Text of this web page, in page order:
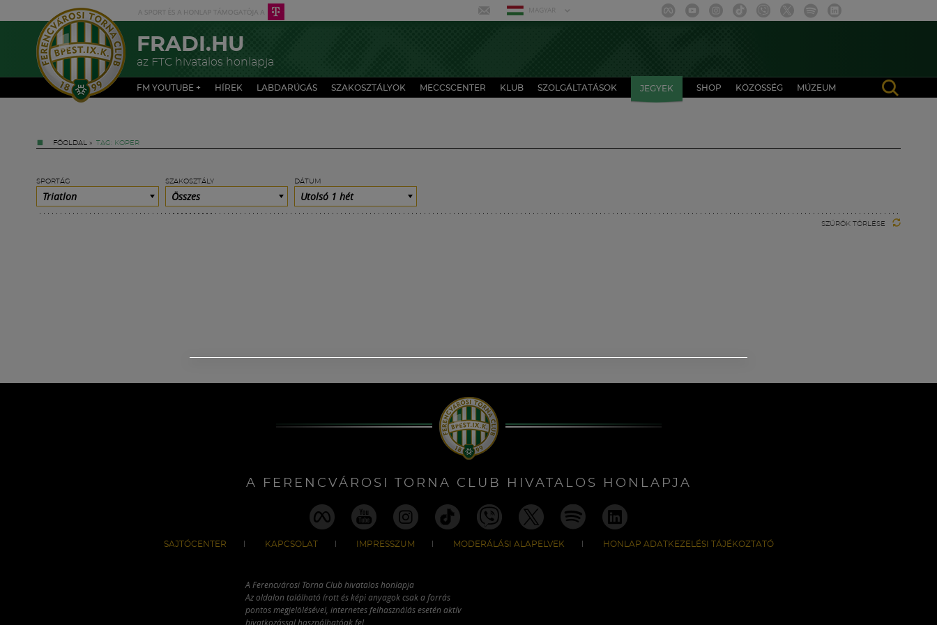
MAGYAR
FRADI.HU
az FTC hivatalos honlapja
FM YOUTUBE + HÍREK LABDARÚGÁS SZAKOSZTÁLYOK MECCSCENTER KLUB SZOLGÁLTATÁSOK JEGYEK SHOP KÖZÖSSÉG MÚZEUM
FŐOLDAL » TAG: KOPER
SPORTÁG
Triatlon
SZAKOSZTÁLY
Összes
DÁTUM
Utolsó 1 hét
SZŰRŐK TÖRLÉSE
A FERENCVÁROSI TORNA CLUB HIVATALOS HONLAPJA
SAJTÓCENTER KAPCSOLAT IMPRESSZUM MODERÁLÁSI ALAPELVEK HONLAP ADATKEZELÉSI TÁJÉKOZTATÓ
A Ferencvárosi Torna Club hivatalos honlapja
Az oldalon található írott és képi anyagok csak a forrás
pontos megjelölésével, internetes felhasználás esetén aktív
hivatkozással használhatóak fel.